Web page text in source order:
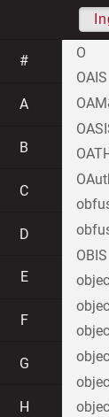
#
A
B
C
D
E
F
G
H
O
OAIS
OBIS